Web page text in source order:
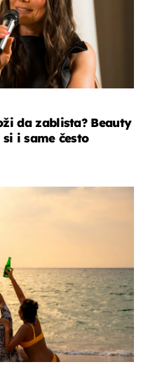
da zablista? Beauty
i same često